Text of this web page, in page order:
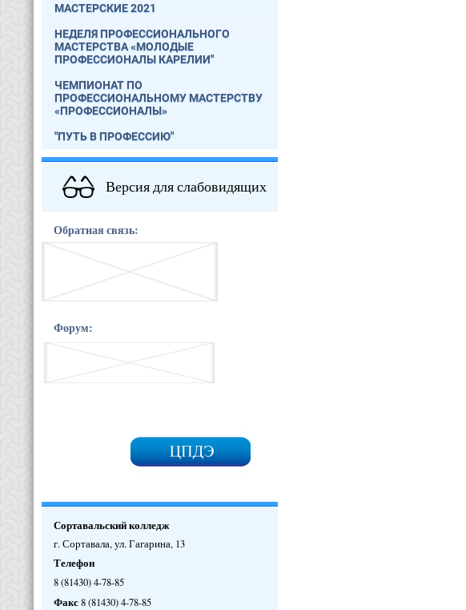
МАСТЕРСКИЕ 2021
НЕДЕЛЯ ПРОФЕССИОНАЛЬНОГО
МАСТЕРСТВА «МОЛОДЫЕ
ПРОФЕССИОНАЛЫ КАРЕЛИИ"
ЧЕМПИОНАТ ПО
ПРОФЕССИОНАЛЬНОМУ МАСТЕРСТВУ
«ПРОФЕССИОНАЛЫ»
"ПУТЬ В ПРОФЕССИЮ"
Версия для слабовидящих
Обратная связь:
Форум:
Сортавальский колледж
г. Сортавала, ул. Гагарина, 13
Телефон
8 (81430) 4-78-85
Факс8 (81430) 4-78-85